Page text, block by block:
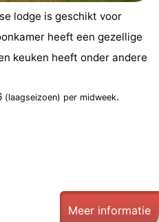
lodge is geschikt voor
heeft een gezellige
keuken heeft onder andere
(laagseizoen) per midweek.
Meer informatie